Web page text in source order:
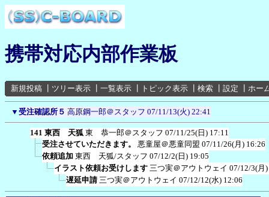
携帯対応内部作業板
新規投稿 ツリー表示 一覧表示 トピック表示 検索 設定 ホー
▼ 受注確認所５ 高原鋼一郎＠スタッフ 07/11/13(火) 22:41
141 東西 天狐 東 恭一郎＠スタッフ 07/11/25(日) 17:11
受注させていただきます。
悪童屋＠悪童同盟 07/11/26(月) 16:26
依頼追加 東西 天狐/スタッフ 07/12/2(日) 19:05
イラスト依頼お受けします 三つ実＠アウトウェイ 07/12/3(月
遅延申請 三つ実＠アウトウェイ 07/12/12(水) 12:06